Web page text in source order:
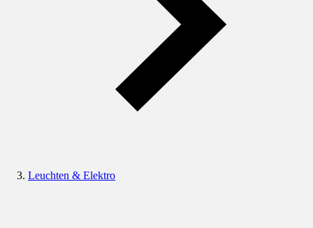
Leuchten & Elektro